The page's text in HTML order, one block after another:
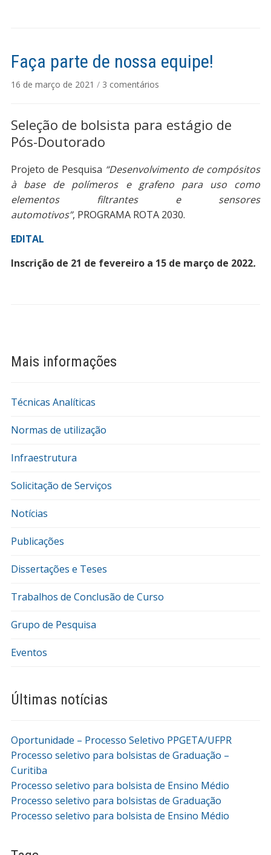
Mais informações
Técnicas Analíticas
Normas de utilização
Infraestrutura
Solicitação de Serviços
Notícias
Publicações
Dissertações e Teses
Trabalhos de Conclusão de Curso
Grupo de Pesquisa
Eventos
Últimas notícias
Oportunidade – Processo Seletivo PPGETA/UFPR
Processo seletivo para bolsistas de Graduação –
Curitiba
Processo seletivo para bolsista de Ensino Médio
Processo seletivo para bolsistas de Graduação
Processo seletivo para bolsista de Ensino Médio
Faça parte de nossa equipe!
16 de março de 2021 / 3 comentáriosem
de
Seleção de bolsista para estágio de
Pós-Doutorado
Projeto de Pesquisa “Desenvolvimento de compósitos
à base de polímeros e grafeno para uso como
elementos filtrantes e sensores
automotivos”, PROGRAMA ROTA 2030.
EDITAL
Inscrição de 21 de fevereiro a 15 de março de 2022.